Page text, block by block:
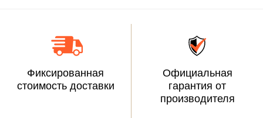
Фиксированная
стоимость доставки
Официальная
гарантия от
производителя